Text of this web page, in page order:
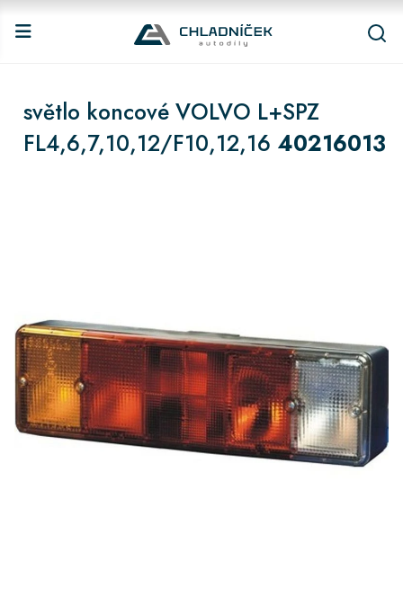
světlo koncové VOLVO L+SPZ
FL4,6,7,10,12/F10,12,16 40216013